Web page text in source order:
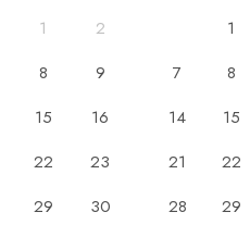
1
2
8
9
15
16
22
23
29
30
1
7
8
14
15
21
22
28
29